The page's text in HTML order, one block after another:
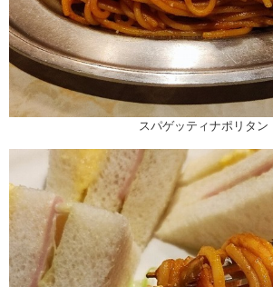
スパゲッティナポリタン